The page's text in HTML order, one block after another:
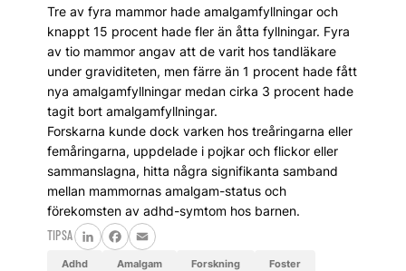
Tre av fyra mammor hade amalgamfyllningar och
knappt 15 procent hade fler än åtta fyllningar. Fyra
av tio mammor angav att de varit hos tandläkare
under graviditeten, men färre än 1 procent hade fått
nya amalgamfyllningar medan cirka 3 procent hade
tagit bort amalgamfyllningar.
Forskarna kunde dock varken hos treåringarna eller
femåringarna, uppdelade i pojkar och flickor eller
sammanslagna, hitta några signifikanta samband
mellan mammornas amalgam-status och
förekomsten av adhd-symtom hos barnen.
TIPSA
LinkedInFacebook
Email
adhd Amalgam Forskning foster